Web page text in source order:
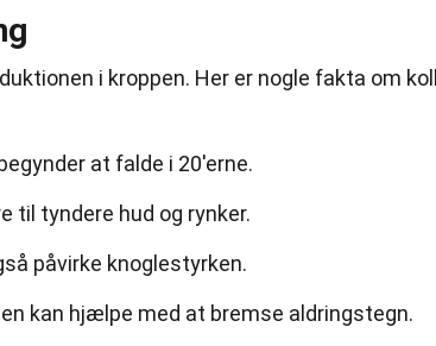
i kroppen. Her er nogle fakta om
at falde i 20'erne.
til tyndere hud og rynker.
påvirke knoglestyrken.
kan hjælpe med at bremse aldringstegn.